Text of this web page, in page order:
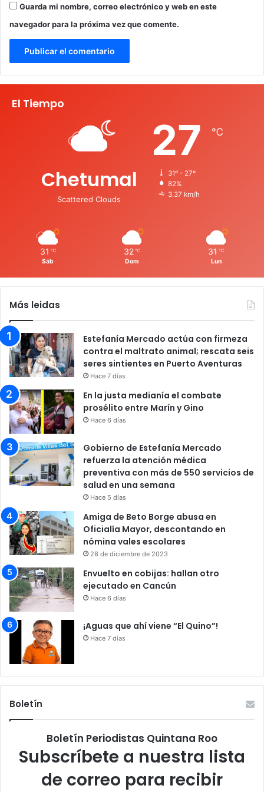
Guarda mi nombre, correo electrónico y web en este
navegador para la próxima vez que comente.
El Tiempo
Chetumal
Scattered Clouds
27 ℃
31º - 27º
82%
3.37 km/h
31 ℃
Sáb
32 ℃
Dom
31 ℃
Lun
Más leidas
Estefanía Mercado actúa con firmeza
contra el maltrato animal; rescata seis
seres sintientes en Puerto Aventuras
Hace 7 días
En la justa medianía el combate
prosélito entre Marín y Gino
Hace 6 días
Gobierno de Estefanía Mercado
refuerza la atención médica
preventiva con más de 550 servicios de
salud en una semana
Hace 5 días
Amiga de Beto Borge abusa en
Oficialía Mayor, descontando en
nómina vales escolares
28 de diciembre de 2023
Envuelto en cobijas: hallan otro
ejecutado en Cancún
Hace 6 días
¡Aguas que ahí viene “El Quino”!
Hace 7 días
Boletín
Boletín Periodistas Quintana Roo
Subscríbete a nuestra lista
de correo para recibir